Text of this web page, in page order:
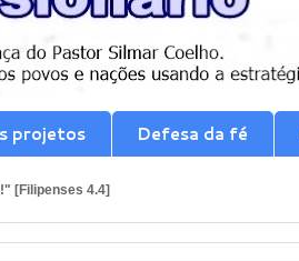
projetos Defesa da fé
[Filipenses 4.4]